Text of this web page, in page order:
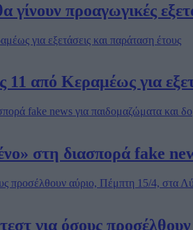
προαγωγικές
11 από Κεραμέως για
στη διασπορά fake
για όσους